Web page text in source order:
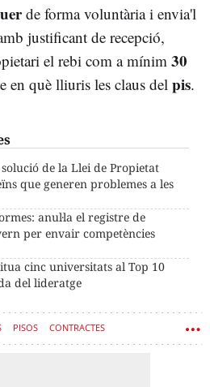
de forma voluntària i envia'l
justificant de recepció,
el rebi com a mínim 30
en què lliuris les claus del pis.
de la Llei de Propietat
que generen problemes a les
anul·la el registre de
per envair competències
cinc universitats al Top 10
del lideratge
PISOS CONTRACTES